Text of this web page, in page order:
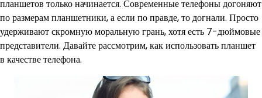
планшетов только начинается. Современные телефоны догоняют
по размерам планшетники, а если по правде, то догнали. Просто
удерживают скромную моральную грань, хотя есть 7-дюймовые
представители. Давайте рассмотрим, как использовать планшет
в качестве телефона.